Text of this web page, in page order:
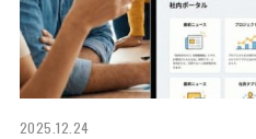
2025.12.24